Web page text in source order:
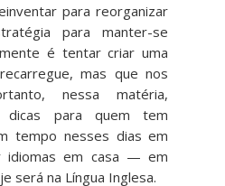
para reorganizar
para manter-se
é tentar criar uma
mas que nos
nessa matéria,
dicas para quem tem
tempo nesses dias em
idiomas em casa — em
será na Língua Inglesa.